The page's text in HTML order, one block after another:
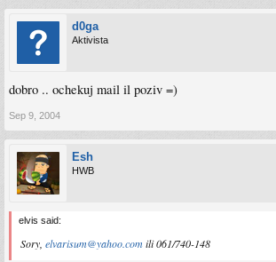
d0ga
Aktivista
dobro .. ochekuj mail il poziv =)
Sep 9, 2004
Esh
HWB
elvis said:
Sory, elvarisum@yahoo.comili 061/740-148